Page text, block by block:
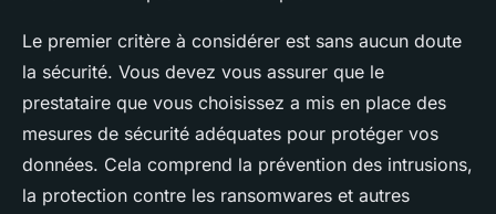
Le premier critère à considérer est sans aucun doute
la sécurité. Vous devez vous assurer que le
prestataire que vous choisissez a mis en place des
mesures de sécurité adéquates pour protéger vos
données. Cela comprend la prévention des intrusions,
la protection contre les ransomwares et autres